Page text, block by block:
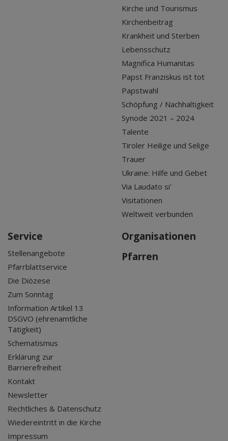
Kirche und Tourismus
Kirchenbeitrag
Krankheit und Sterben
Lebensschutz
Magnifica Humanitas
Papst Franziskus ist tot
Papstwahl
Schöpfung / Nachhaltigkeit
Synode 2021 – 2024
Talente
Tiroler Heilige und Selige
Trauer
Ukraine: Hilfe und Gebet
Via Laudato si'
Visitationen
Weltweit verbunden
Service
Stellenangebote
Pfarrblattservice
Die Diözese
Zum Sonntag
Information Artikel 13
DSGVO (ehrenamtliche
Tätigkeit)
Schematismus
Erklärung zur
Barrierefreiheit
Kontakt
Newsletter
Rechtliches & Datenschutz
Wiedereintritt in die Kirche
Impressum
Organisationen
Pfarren